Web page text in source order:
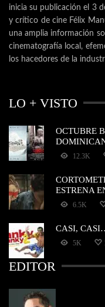
inicia su publicación el 3
y crítico de cine Félix
una amplia información
cinematografía local,
los hacedores de la
LO + VISTO
OCTUBRE
12.3K
ESTRENA
6.5K
CASI,
5K
EDITOR